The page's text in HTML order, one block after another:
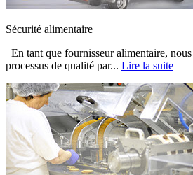
Sécurité alimentaire
En tant que fournisseur alimentaire,
processus de qualité par... Lire la suite